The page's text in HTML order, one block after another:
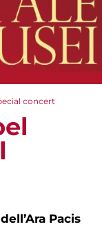
concert
Pacis